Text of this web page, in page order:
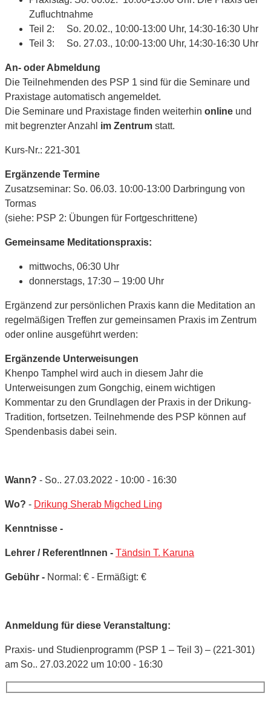
Zufluchtnahme
Teil 2: So. 20.02., 10:00-13:00 Uhr, 14:30-16:30 Uhr
Teil 3: So. 27.03., 10:00-13:00 Uhr, 14:30-16:30 Uhr
An- oder Abmeldung
Die Teilnehmenden des PSP 1 sind für die Seminare und
Praxistage automatisch angemeldet.
Die Seminare und Praxistage finden weiterhin online und
mit begrenzter Anzahl im Zentrum statt.
Kurs-Nr.: 221-301
Ergänzende Termine
Zusatzseminar: So. 06.03. 10:00-13:00 Darbringung von
Tormas
(siehe: PSP 2: Übungen für Fortgeschrittene)
Gemeinsame Meditationspraxis:
mittwochs, 06:30 Uhr
donnerstags, 17:30 – 19:00 Uhr
Ergänzend zur persönlichen Praxis kann die Meditation an
regelmäßigen Treffen zur gemeinsamen Praxis im Zentrum
oder online ausgeführt werden:
Ergänzende Unterweisungen
Khenpo Tamphel wird auch in diesem Jahr die
Unterweisungen zum Gongchig, einem wichtigen
Kommentar zu den Grundlagen der Praxis in der Drikung-
Tradition, fortsetzen. Teilnehmende des PSP können auf
Spendenbasis dabei sein.
Wann? - So.. 27.03.2022 - 10:00 - 16:30
Wo? - Drikung Sherab Migched Ling
Kenntnisse -
Lehrer / ReferentInnen - Tändsin T. Karuna
Gebühr - Normal: € - Ermäßigt: €
Anmeldung für diese Veranstaltung:
Praxis- und Studienprogramm (PSP 1 – Teil 3) – (221-301)
am So.. 27.03.2022 um 10:00 - 16:30